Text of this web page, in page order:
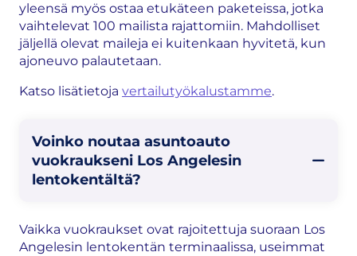
yleensä myös ostaa etukäteen paketeissa, jotka
vaihtelevat 100 mailista rajattomiin. Mahdolliset
jäljellä olevat maileja ei kuitenkaan hyvitetä, kun
ajoneuvo palautetaan.
Katso lisätietoja vertailutyökalustamme.
Voinko noutaa asuntoauto
vuokraukseni Los Angelesin
lentokentältä?
Vaikka vuokraukset ovat rajoitettuja suoraan Los
Angelesin lentokentän terminaalissa, useimmat